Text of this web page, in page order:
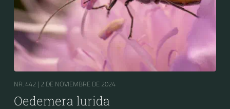
NR. 442 | 2 DE NOVIEMBRE DE 2024
Oedemera lurida